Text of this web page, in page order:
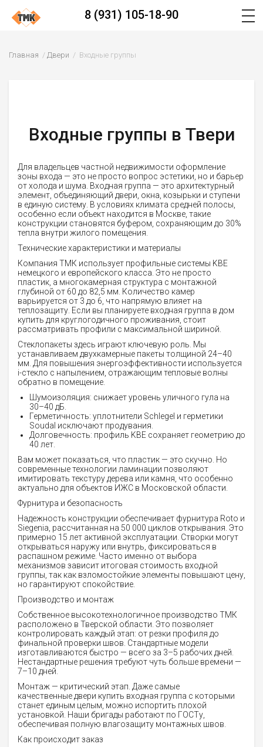
8 (931) 105-18-90
Главная Двери Входные группы
Входные группы в Твери
Для владельцев частной недвижимости оформление
зоны входа — это не просто вопрос эстетики, но и барьер
от холода и шума. Входная группа — это архитектурный
элемент, объединяющий двери, окна, козырьки и ступени
в единую систему. В условиях климата средней полосы,
особенно если объект находится в Москве, такие
конструкции становятся буфером, сохраняющим до 30%
тепла внутри жилого помещения.
Технические характеристики и материалы
Компания ТМК использует профильные системы KBE
немецкого и европейского класса. Это не просто
пластик, а многокамерная структура с монтажной
глубиной от 60 до 82,5 мм. Количество камер
варьируется от 3 до 6, что напрямую влияет на
теплозащиту. Если вы планируете входная группа в дом
купить для круглогодичного проживания, стоит
рассматривать профили с максимальной шириной.
Стеклопакеты здесь играют ключевую роль. Мы
устанавливаем двухкамерные пакеты толщиной 24–40
мм. Для повышения энергоэффективности используется
i-стекло с напылением, отражающим тепловые волны
обратно в помещение.
Шумоизоляция: снижает уровень уличного гула на
30–40 дБ.
Герметичность: уплотнители Schlegel и герметики
Soudal исключают продувания.
Долговечность: профиль KBE сохраняет геометрию до
40 лет.
Вам может показаться, что пластик — это скучно. Но
современные технологии ламинации позволяют
имитировать текстуру дерева или камня, что особенно
актуально для объектов ИЖС в Московской области.
Фурнитура и безопасность
Надежность конструкции обеспечивает фурнитура Roto и
Siegenia, рассчитанная на 50 000 циклов открывания. Это
примерно 15 лет активной эксплуатации. Створки могут
открываться наружу или внутрь, фиксироваться в
распашном режиме. Часто именно от выбора
механизмов зависит итоговая стоимость входной
группы, так как взломостойкие элементы повышают цену,
но гарантируют спокойствие.
Производство и монтаж
Собственное высокотехнологичное производство ТМК
расположено в Тверской области. Это позволяет
контролировать каждый этап: от резки профиля до
финальной проверки швов. Стандартные модели
изготавливаются быстро — всего за 3–5 рабочих дней.
Нестандартные решения требуют чуть больше времени —
7–10 дней.
Монтаж — критический этап. Даже самые
качественные двери купить входная группа с которыми
станет единым целым, можно испортить плохой
установкой. Наши бригады работают по ГОСТу,
обеспечивая полную влагозащиту монтажных швов.
Как происходит заказ